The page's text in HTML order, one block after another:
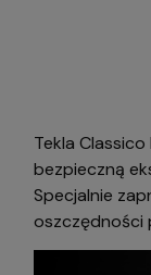
Tekla
bezpieczną
Specjalnie
oszczędności